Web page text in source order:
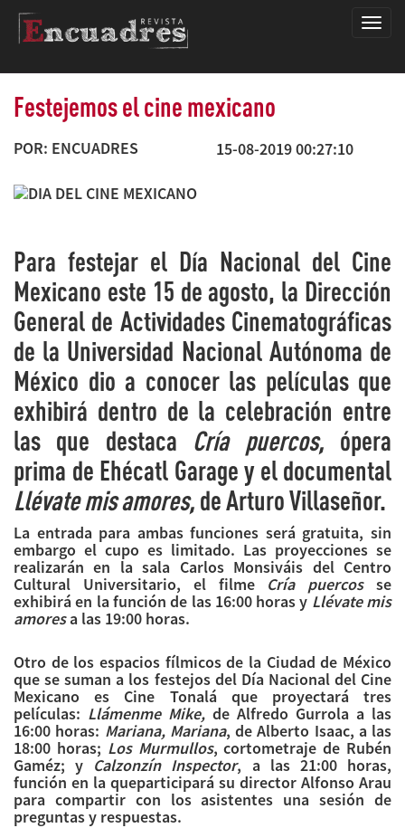
Festejemos el cine mexicano
POR: ENCUADRES 15-08-2019 00:27:10
Para festejar el Día Nacional del Cine
Mexicano este 15 de agosto, la Dirección
General de Actividades Cinematográficas
de la Universidad Nacional Autónoma de
México dio a conocer las películas que
exhibirá dentro de la celebración entre
las que destaca Cría puercos, ópera
prima de Ehécatl Garage y el documental
Llévate mis amores, de Arturo Villaseñor.
La entrada para ambas funciones será gratuita, sin
embargo el cupo es limitado. Las proyecciones se
realizarán en la sala Carlos Monsiváis del Centro
Cultural Universitario, el filme Cría puercosse
exhibirá en la función de las 16:00 horas y Llévate mis
amoresa las 19:00 horas.
Otro de los espacios fílmicos de la Ciudad de México
que se suman a los festejos del Día Nacional del Cine
Mexicano es Cine Tonalá que proyectará tres
películas: Llámenme Mike, de Alfredo Gurrola a las
16:00 horas: Mariana, Mariana, de Alberto Isaac, a las
18:00 horas; Los Murmullos, cortometraje de Rubén
Gaméz; y Calzonzín Inspector, a las 21:00 horas,
función en la queparticipará su director Alfonso Arau
para compartir con los asistentes una sesión de
preguntas y respuestas.